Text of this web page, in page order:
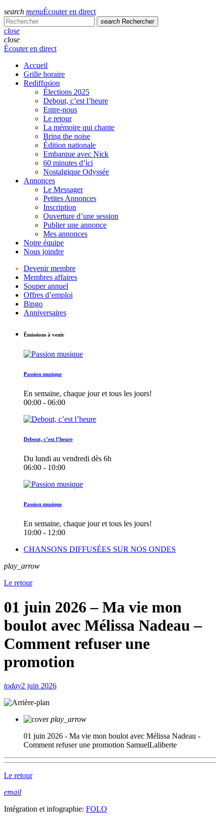
search menuÉcouter en direct
search Rechercher
close
close
Écouter en direct
Accueil
Grille horaire
Rediffusion
Élections 2025
Debout, c’est l’heure
Entre-nous
Le retour
La mémoire qui chante
Bring the noise
Édition nationale
Embarque avec Nick
60 minutes d’ici
Nostalgique Odyssée
Annonces
Le Messager
Petites Annonces
Inscription
Ouverture d’une session
Publier une annonce
Mes annonces
Notre équipe
Nous joindre
Devenir membre
Membres affaires
Souper annuel
Offres d’emploi
Bingo
Anniversaires
Émissions à venir
Passion musique
En semaine, chaque jour et tous les jours!
00:00 - 06:00
Debout, c’est l’heure
Du lundi au vendredi dès 6h
06:00 - 10:00
Passion musique
En semaine, chaque jour et tous les jours!
10:00 - 12:00
CHANSONS DIFFUSÉES SUR NOS ONDES
play_arrow
Le retour
01 juin 2026 – Ma vie mon
boulot avec Mélissa Nadeau –
Comment refuser une
promotion
today2 juin 2026
play_arrow
01 juin 2026 - Ma vie mon boulot avec Mélissa Nadeau -
Comment refuser une promotion SamuelLaliberte
Le retour
email
Intégration et infographie: FOLO